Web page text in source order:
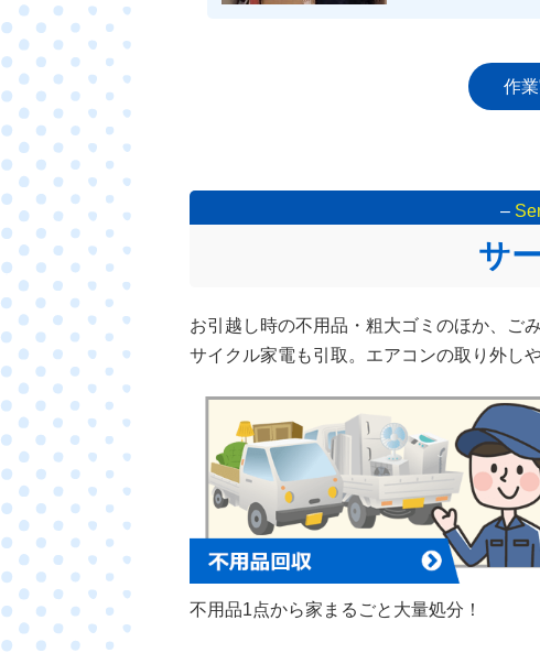
作
–
サ
お引越し時の不用品・粗大ゴミのほか、ご
サイクル家電も引取。エアコンの取り外し
不用品1点から家まるごと大量処分！